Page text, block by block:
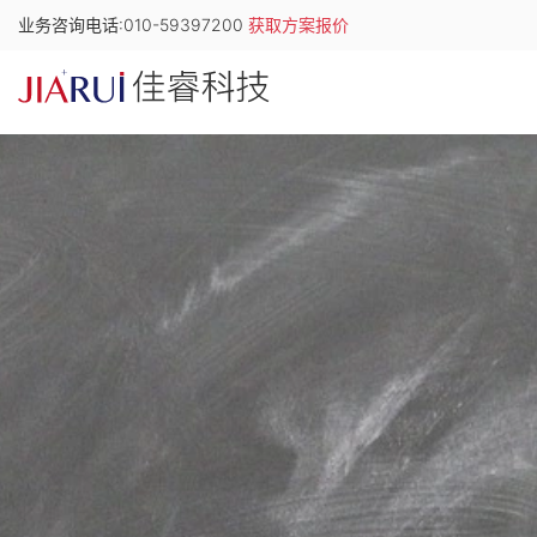
业务咨询电话:010-59397200 获取方案报价